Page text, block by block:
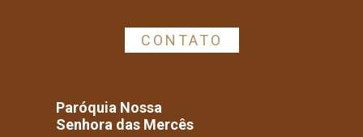
CONTATO
Paróquia Nossa
Senhora das Mercês